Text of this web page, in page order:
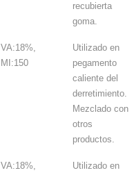
recubierta
goma.
VA:18%,
MI:150
Utilizado en
pegamento
caliente del
derretimiento.
Mezclado con
otros
productos.
VA:18%,
Utilizado en